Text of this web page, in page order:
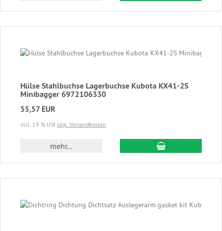
Hülse Stahlbuchse Lagerbuchse Kubota KX41-2S
Minibagger 6972106330
55,57 EUR
incl. 19 % USt zzgl. Versandkosten
mehr... In den